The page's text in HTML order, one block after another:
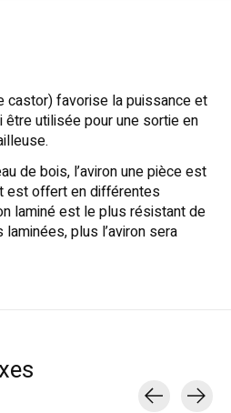
castor) favorise la puissance et
utilisée pour une sortie en
de bois, l’aviron une pièce est
est offert en différentes
laminé est le plus résistant de
plus l’aviron sera